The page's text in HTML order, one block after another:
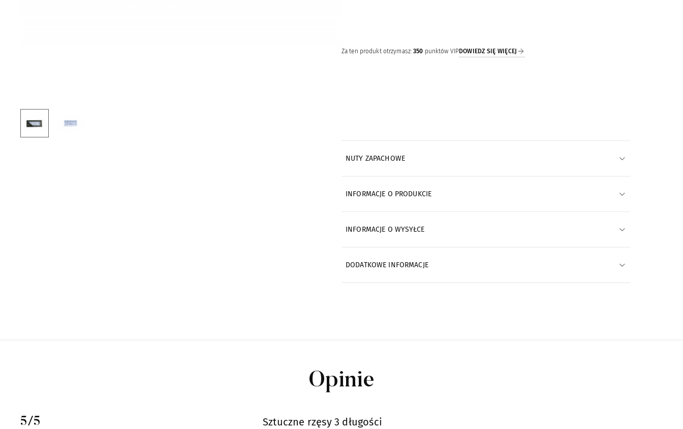
Za ten produkt otrzymasz:350 punktów VIPDOWIEDZ SIĘ WIĘCEJ
NUTY ZAPACHOWE
INFORMACJE O PRODUKCIE
INFORMACJE O WYSYŁCE
DODATKOWE INFORMACJE
Opinie
5/5 Sztuczne rzęsy 3 długości